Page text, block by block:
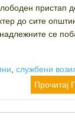
пристап
до сите
се
,службени
Прочитај